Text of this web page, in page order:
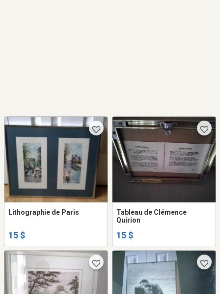
Lithographie de Paris
15 $
Tableau de Clémence
Quirion
15 $